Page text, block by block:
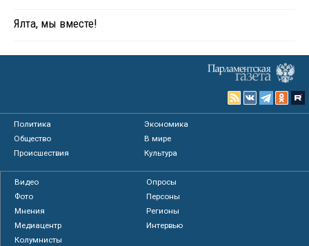
Ялта, мы вместе!
Политика
Экономика
Общество
В мире
Происшествия
Культура
Видео
Опросы
Фото
Персоны
Мнения
Регионы
Медиацентр
Интервью
Колумнисты